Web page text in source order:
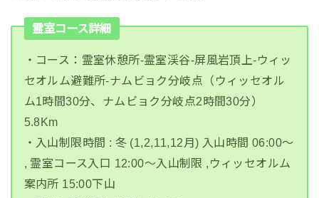
霊室コース詳細
・コース：霊室休憩所-霊室渓谷-屏風岩頂上-ウィッ
セオルム避難所-ナムビョク分岐点（ウィッセオル
ム1時間30分、ナムビョク分岐点2時間30分）
5.8Km
・入山制限時間 : 冬 (1,2,11,12月) 入山時間 06:00～
, 霊室コース入口 12:00～入山制限 ,ウィッセオルム
案内所 15:00下山